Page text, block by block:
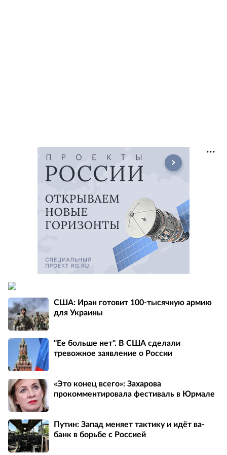
США: Иран готовит 100-тысячную армию
для Украины
"Ее больше нет". В США сделали
тревожное заявление о России
«Это конец всего»: Захарова
прокомментировала фестиваль в Юрмале
Путин: Запад меняет тактику и идёт ва-
банк в борьбе с Россией